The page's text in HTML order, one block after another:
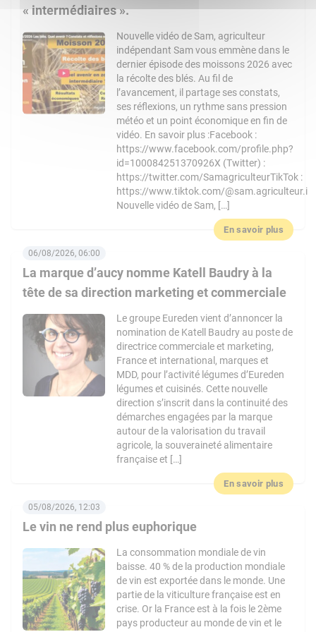
« intermédiaires ».
Nouvelle vidéo de Sam, agriculteur
indépendant Sam vous emmène dans le
dernier épisode des moissons 2026 avec
la récolte des blés. Au fil de
l’avancement, il partage ses constats,
ses réflexions, un rythme sans pression
météo et un point économique en fin de
vidéo. En savoir plus :Facebook :
https://www.facebook.com/profile.php?
id=100084251370926X (Twitter) :
https://twitter.com/SamagriculteurTikTok :
https://www.tiktok.com/@sam.agriculteur.i
Nouvelle vidéo de Sam, […]
En savoir plus
La marque d’aucy nomme Katell Baudry à la
tête de sa direction marketing et commerciale
06/08/2026, 06:00
Le groupe Eureden vient d’annoncer la
nomination de Katell Baudry au poste de
directrice commerciale et marketing,
France et international, marques et
MDD, pour l’activité légumes d’Eureden
légumes et cuisinés. Cette nouvelle
direction s’inscrit dans la continuité des
démarches engagées par la marque
autour de la valorisation du travail
agricole, la souveraineté alimentaire
française et […]
En savoir plus
Le vin ne rend plus euphorique
05/08/2026, 12:03
La consommation mondiale de vin
baisse. 40 % de la production mondiale
de vin est exportée dans le monde. Une
partie de la viticulture française est en
crise. Or la France est à la fois le 2ème
pays producteur au monde de vin et le